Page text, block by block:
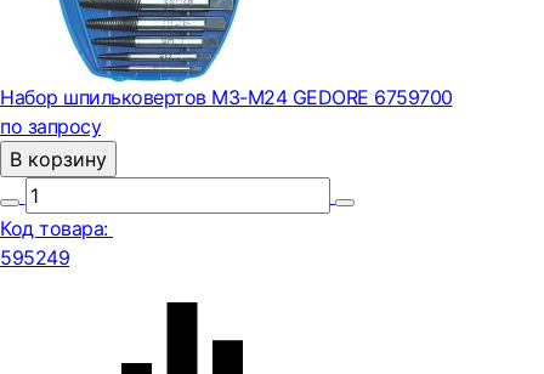
Набор шпильковертов M3-M24 GEDORE 6759700
по запросу
В корзину
Код товара:
595249